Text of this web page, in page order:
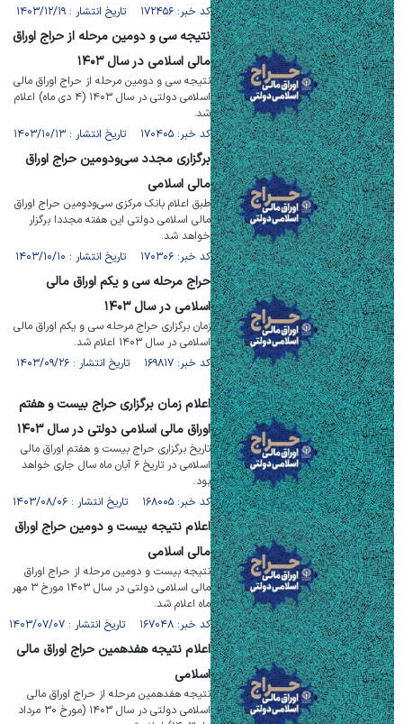
کد خبر: ۱۷۲۴۵۶ تاریخ انتشار : ۱۴۰۳/۱۲/۱۹
نتیجه سی و دومین مرحله از حراج اوراق
مالی اسلامی در سال ۱۴۰۳
نتیجه سی و دومین مرحله از حراج اوراق مالی
اسلامی دولتی در سال ۱۴۰۳ (۴ دی ماه) اعلام
شد.
کد خبر: ۱۷۰۴۰۵ تاریخ انتشار : ۱۴۰۳/۱۰/۱۳
برگزاری مجدد سی‌ودومین حراج اوراق
مالی اسلامی
طبق اعلام بانک مرکزی سی‌ودومین حراج اوراق
مالی اسلامی دولتی این هفته مجددا برگزار
خواهد شد.
کد خبر: ۱۷۰۳۰۶ تاریخ انتشار : ۱۴۰۳/۱۰/۱۰
حراج مرحله سی‌ و یکم اوراق مالی
اسلامی در سال ۱۴۰۳
زمان برگزاری حراج مرحله سی‌ و یکم اوراق مالی
اسلامی در سال ۱۴۰۳ اعلام شد.
کد خبر: ۱۶۹۸۱۷ تاریخ انتشار : ۱۴۰۳/۰۹/۲۶
اعلام زمان برگزاری حراج بیست و هفتم
اوراق مالی اسلامی دولتی در سال ۱۴۰۳
تاریخ برگزاری حراج بیست و هفتم اوراق مالی
اسلامی در تاریخ ۶ آبان ماه سال جاری خواهد
بود.
کد خبر: ۱۶۸۰۰۵ تاریخ انتشار : ۱۴۰۳/۰۸/۰۶
اعلام نتیجه بیست­­ و دومین حراج اوراق
مالی اسلامی
نتیجه بیست و دومین مرحله از حراج اوراق
مالی اسلامی دولتی در سال ۱۴۰۳ مورخ ۳ مهر
ماه اعلام شد.
کد خبر: ۱۶۷۰۴۸ تاریخ انتشار : ۱۴۰۳/۰۷/۰۷
اعلام نتیجه هفدهمین حراج اوراق مالی
اسلامی
نتیجه هفدهمین مرحله از حراج اوراق مالی
اسلامی دولتی در سال ۱۴۰۳ (مورخ ۳۰ مرداد